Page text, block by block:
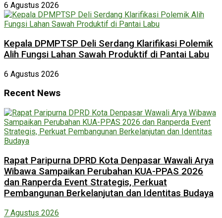
6 Agustus 2026
Kepala DPMPTSP Deli Serdang Klarifikasi Polemik
Alih Fungsi Lahan Sawah Produktif di Pantai Labu
6 Agustus 2026
Recent News
Rapat Paripurna DPRD Kota Denpasar Wawali Arya
Wibawa Sampaikan Perubahan KUA-PPAS 2026
dan Ranperda Event Strategis, Perkuat
Pembangunan Berkelanjutan dan Identitas Budaya
7 Agustus 2026